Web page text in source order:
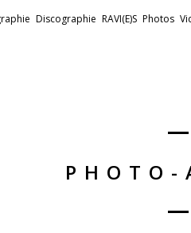
Discographie RAVI(E)S Photos
PHOTO-